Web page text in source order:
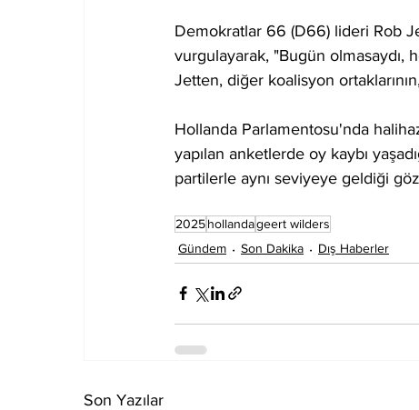
Demokratlar 66 (D66) lideri Rob
vurgulayarak, "Bugün olmasaydı,
Jetten, diğer koalisyon
Hollanda Parlamentosu'nda
yapılan anketlerde oy kaybı
partilerle aynı seviyeye geldiği
2025hollandageert wilders
Gündem
Son Dakika Dış Haberler
Son Yazılar